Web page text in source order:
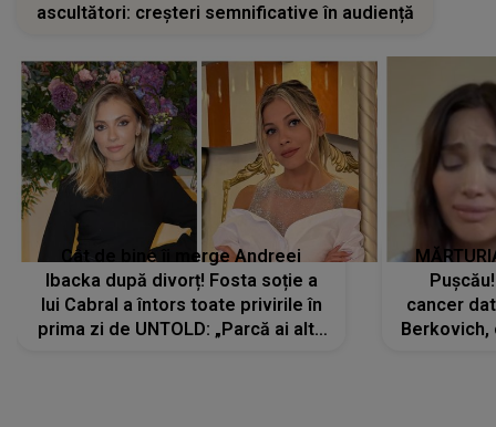
ascultători: creșteri semnificative în audiență
Cât de bine îi merge Andreei
Ibacka după divorț! Fosta soție a
lui Cabral a întors toate privirile în
prima zi de UNTOLD: „Parcă ai altă
cancer
Berkovich,